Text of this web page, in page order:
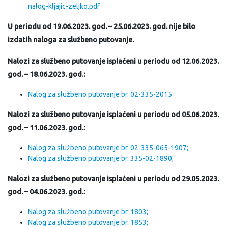
nalog-kljajic-zeljko.pdf
U periodu od 19.06.2023. god. – 25.06.2023. god. nije bilo
izdatih naloga za službeno putovanje.
Nalozi za službeno putovanje isplaćeni u periodu od 12.06.2023.
god. – 18.06.2023. god.:
Nalog za službeno putovanje br. 02-335-2015
Nalozi za službeno putovanje isplaćeni u periodu od 05.06.2023.
god. – 11.06.2023. god.:
Nalog za službeno putovanje br. 02-335-065-1907;
Nalog za službeno putovanje br. 335-02-1890;
Nalozi za službeno putovanje isplaćeni u periodu od 29.05.2023.
god. – 04.06.2023. god.:
Nalog za službeno putovanje br. 1803;
Nalog za službeno putovanje br. 1853;